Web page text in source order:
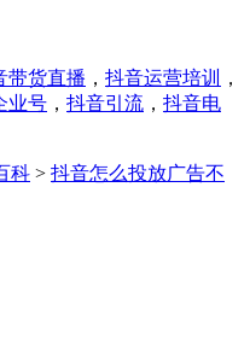
带货直播 ， 抖音运营培训
，
业号 ， 抖音引流 ， 抖音电
科 > 抖音怎么投放广告不